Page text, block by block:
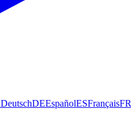
DeutschDEEspañolESFrançaisFR